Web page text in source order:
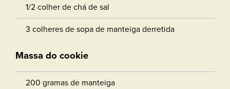
1/2 colher de chá de sal
3 colheres de sopa de manteiga derretida
Massa do cookie
200 gramas de manteiga